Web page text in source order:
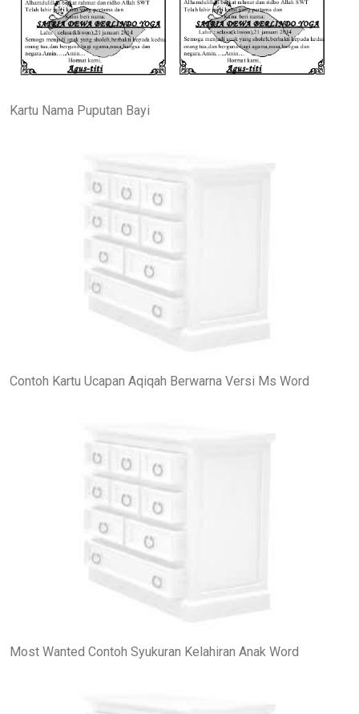
Kartu Nama Puputan Bayi
Contoh Kartu Ucapan Aqiqah Berwarna Versi Ms Word
Most Wanted Contoh Syukuran Kelahiran Anak Word